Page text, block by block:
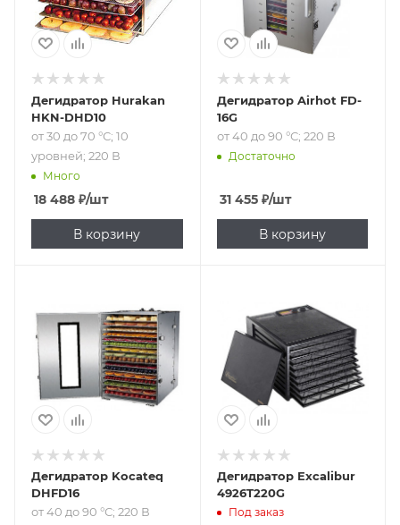
Дегидратор Hurakan
HKN-DHD10
от 30 до 70 °С; 10
уровней; 220 В
Много
18 488 ₽/шт
В корзину
Дегидратор Airhot FD-
16G
от 40 до 90 °С; 220 В
Достаточно
31 455₽/шт
В корзину
от 40 до 90 °С; 220
В
Дегидратор Kocateq
DHFD16
от 40 до 90 °С; 220 В
Дегидратор Excalibur
4926T220G
Под заказ